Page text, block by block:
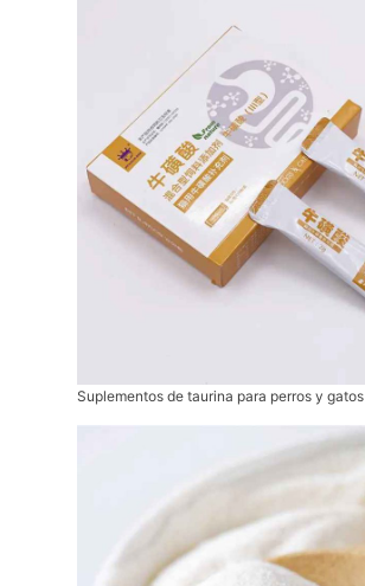
Suplementos de taurina para perros y gatos